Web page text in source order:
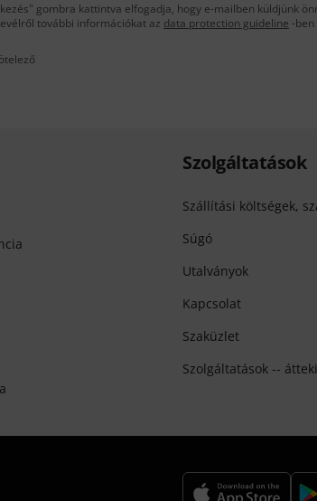
gombra kattintva elfogadja, hogy e-mailben küldjünk
további információkat az data protection guideline -
Szolgáltatások
Szállítási költségek,
Súgó
Utalványok
Kapcsolat
Szaküzlet
Szolgáltatások --